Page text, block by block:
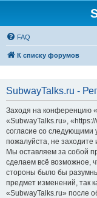
FAQ
К списку форумов
SubwayTalks.ru -
Заходя на конференцию
«SubwayTalks.ru»,
согласие со следующими
пожалуйста, не
Мы оставляем за собой
сделаем всё возможное,
стороны было бы
предмет изменений, так
«SubwayTalks.ru» после